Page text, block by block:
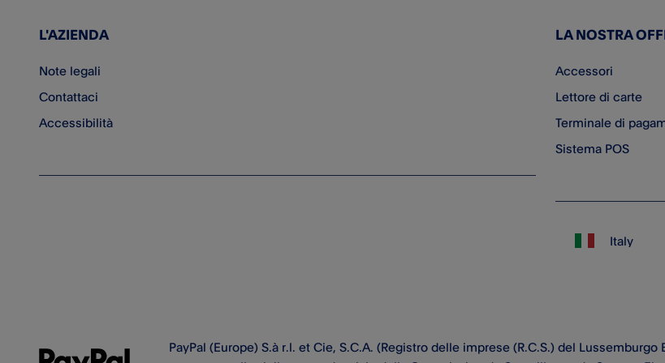
L'AZIENDA
Note legali
Contattaci
Accessibilità
LA NOSTRA
Accessori
Lettore di carte
Terminale di
Sistema POS
PayPal (Europe) S.à r.l. et Cie, S.C.A. (Registro delle imprese (R.C.S.) del